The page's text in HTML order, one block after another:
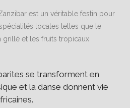
est un véritable festin pour
locales telles que le
grillé et les fruits tropicaux
se transforment en
et la danse donnent vie